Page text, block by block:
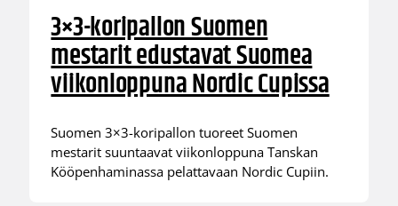
3×3-koripallon Suomen
mestarit edustavat Suomea
viikonloppuna Nordic Cupissa
Suomen 3×3-koripallon tuoreet Suomen
mestarit suuntaavat viikonloppuna Tanskan
Kööpenhaminassa pelattavaan Nordic Cupiin.